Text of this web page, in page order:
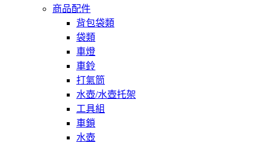
商品配件
背包袋類
袋類
車燈
車鈴
打氣筒
水壺/水壺托架
工具組
車鎖
水壺